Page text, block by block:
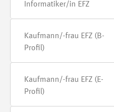
Informatiker/in EFZ
Kaufmann/-frau EFZ (B-
Profil)
Kaufmann/-frau EFZ (E-
Profil)